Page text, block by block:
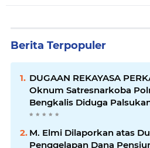
Berita Terpopuler
DUGAAN REKAYASA
Oknum Satresnarkoba
Bengkalis Diduga
Barang Bukti Hingga Paksa
Warga Hadir di TKP
M. Elmi Dilaporkan atas
Penggelapan Dana